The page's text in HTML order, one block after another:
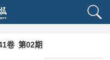
卷 第02期